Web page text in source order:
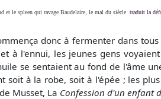
et le spleen qui ravage Baudelaire, le mal du siècle traduit la
donc à fermenter dans
à l'ennui, les jeunes gens
se sentaient au fond de l'âme
à la robe, soit à l'épée ; les
Musset, La Confession d'un enfant